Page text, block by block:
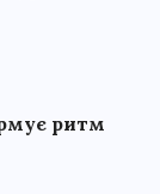
ритм